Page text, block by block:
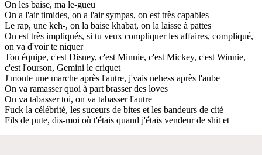
On les baise, ma le-gueu
On a l'air timides, on a l'air sympas, on est très capables
Le rap, une keh-, on la baise khabat, on la laisse à pattes
On est très impliqués, si tu veux compliquer les affaires, compliqué,
on va d'voir te niquer
Ton équipe, c'est Disney, c'est Minnie, c'est Mickey, c'est Winnie,
c'est l'ourson, Gemini le criquet
J'monte une marche après l'autre, j'vais nehess après l'aube
On va ramasser quoi à part brasser des loves
On va tabasser toi, on va tabasser l'autre
Fuck la célébrité, les suceurs de bites et les bandeurs de cité
Fils de pute, dis-moi où t'étais quand j'étais vendeur de shit et